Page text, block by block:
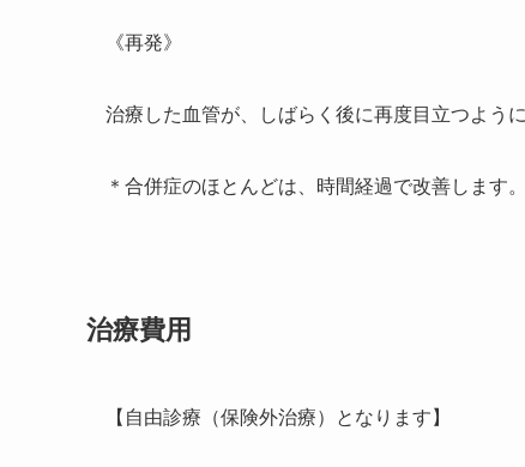
《再発》
治療した血管が、しばらく後に再度目立つよう
＊合併症のほとんどは、時間経過で改善します。
治療費用
【自由診療（保険外治療）となります】